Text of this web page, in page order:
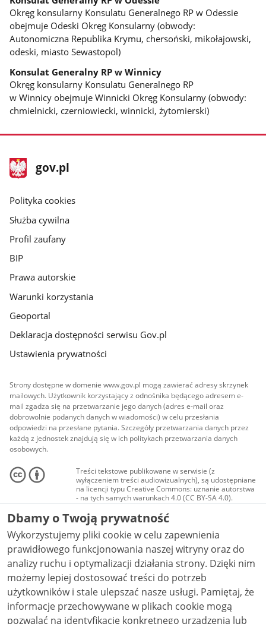
Okręg konsularny Konsulatu Generalnego RP w Odessie
obejmuje Odeski Okręg Konsularny (obwody:
Autonomiczna Republika Krymu, chersoński, mikołajowski,
odeski, miasto Sewastopol)
Konsulat Generalny RP w Winnicy
Okręg konsularny Konsulatu Generalnego RP
w Winnicy obejmuje Winnicki Okręg Konsularny (obwody:
chmielnicki, czerniowiecki, winnicki, żytomierski)
stopka
gov.pl
Strona
gov.pl
gov.pl
Polityka cookies
Służba cywilna
Profil zaufany
BIP
Prawa autorskie
Warunki korzystania
Geoportal
Deklaracja dostępności serwisu Gov.pl
Ustawienia prywatności
Strony dostępne w domenie www.gov.pl mogą zawierać adresy skrzynek
mailowych. Użytkownik korzystający z odnośnika będącego adresem e-
mail zgadza się na przetwarzanie jego danych (adres e-mail oraz
dobrowolnie podanych danych w wiadomości) w celu przesłania
odpowiedzi na przesłane pytania. Szczegóły przetwarzania danych przez
każdą z jednostek znajdują się w ich politykach przetwarzania danych
osobowych.
Treści tekstowe publikowane w serwisie (z
wyłączeniem treści audiowizualnych), są udostępniane
na licencji typu Creative Commons: uznanie autorstwa
- na tych samych warunkach 4.0 (CC BY-SA 4.0).
Materiały audiowizualne, w tym zdjęcia, materiały
audio i wideo, są udostępniane na licencji typu
Creative Commons: uznanie autorstwa użycie
niekomercyjne - bez utworów zależnych 4.0 (CC BY-
NC-ND 4.0), o ile nie jest to stwierdzone inaczej.
Dbamy o Twoją prywatność
Wykorzystujemy pliki cookie w celu zapewnienia
prawidłowego funkcjonowania naszej witryny oraz do
analizy ruchu i optymalizacji działania strony. Dzięki nim
możemy lepiej dostosować treści do potrzeb
użytkowników i stale ulepszać nasze usługi. Pamiętaj, że
informacje przechowywane w plikach cookie mogą
pozwalać na identyfikację konkretnego urządzenia lub